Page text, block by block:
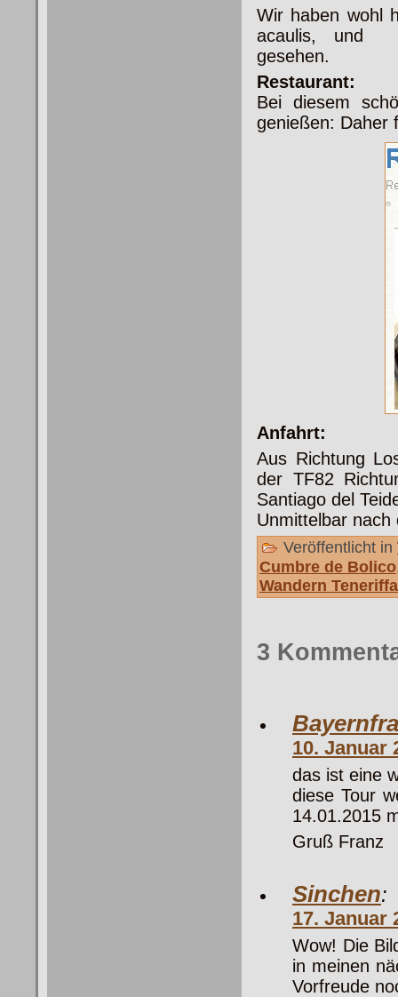
Wir haben wohl
acaulis, und
gesehen.
Restaurant:
Bei diesem
genießen: Daher
Anfahrt:
Aus Richtung
der TF82
Santiago del
Unmittelbar
Veröffentlicht in
Cumbre de Bolico
Wandern Teneriffa
3
10. Januar
das ist eine
diese Tour
14.01.2015
Gruß Franz
Sinchen:
17. Januar
Wow! Die
in meinen
Vorfreude